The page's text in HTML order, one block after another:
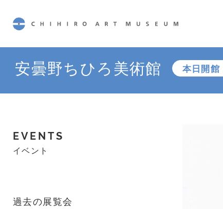
安曇野ちひろ美術館 本日開館
EVENTS
イベント
過去の展覧会